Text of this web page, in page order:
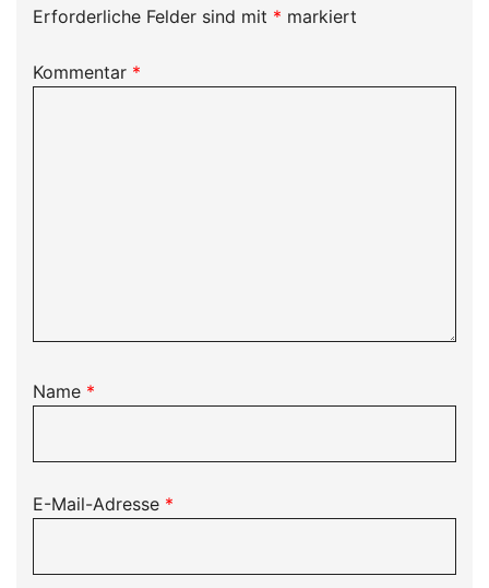
Erforderliche Felder sind mit * markiert
Kommentar *
Name *
E-Mail-Adresse *